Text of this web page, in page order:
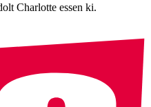
Charlotte essen ki.